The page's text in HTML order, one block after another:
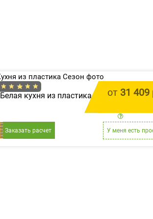
от 31 409
цена за
Белая кухня из пластика «Сезон»
Заказать расчет У меня есть